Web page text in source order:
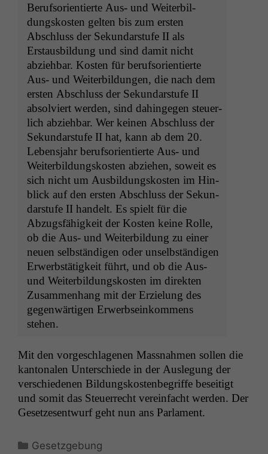
Beruf­sori­en­tierte Aus- und Weit­er­bil­
dungskosten gel­ten bis zum ersten
Abschluss der Sekun­darstufe II als
Erstaus­bil­dung und sind damit nicht
abziehbar. Kosten für beruf­sori­en­tierte
Aus- und Weit­er­bil­dun­gen, die nach dem
ersten Abschluss der Sekun­darstufe II
absolviert wer­den, sind dahinge­gen steuer­
lich abziehbar. Wer keinen Abschluss der
Sekun­darstufe II hat, kann ab dem 20.
Leben­s­jahr beruf­sori­en­tierte Aus- und
Weit­er­bil­dungskosten abziehen, soweit es
sich nicht um Aus­bil­dungskosten im Hin­
blick auf den ersten Abschluss der Sekun­
darstufe II han­delt. Es spielt für die
Abzugs­fähigkeit der Kosten keine Rolle,
ob die Aus- und Weit­er­bil­dung zu ein­er
neuen selb­ständi­gen oder unselb­ständi­gen
Erwerb­stätigkeit führt, und ob die Aus-
und Weit­er­bil­dungskosten im direk­ten
Zusam­men­hang mit der Erzielung des
gegen­wär­ti­gen Erwerb­seinkom­mens
stehen.
Mit den vorgeschla­ge­nen Mass­nah­men sollen die
kan­tonalen Unter­schiede in der Ausle­gung der
ver­schiede­nen Bil­dungskosten­be­griffe beseit­igt
und somit das Steuer­recht vere­in­facht wer­den. Der
Geset­ze­sen­twurf geht nun ans Parlament.
Kategorien
Gesetzgebung